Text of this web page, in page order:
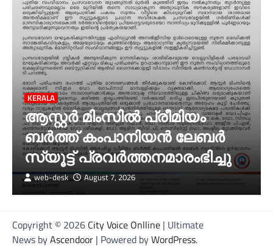
KERALA
ആസ്റ്റർ മിംസിൽ പ്രീമിയം
ബർത്ത് കംപാനിയൻ ലേബർ
സ്യൂട്ട് പ്രവർത്തനമാരംഭിച്ചു
web-desk August 7, 2026
Copyright © 2026 City Voice Onlline | Ultimate
News byAscendoor | Powered byWordPress.